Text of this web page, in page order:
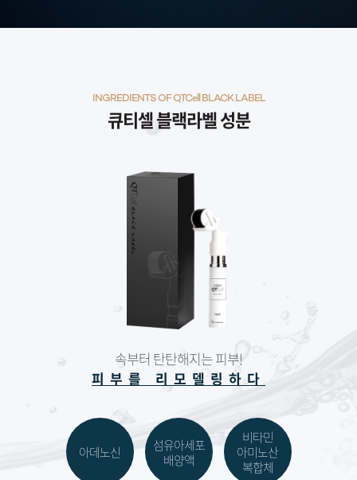
큐티셀 블랙라벨 성분
INGREDIENTS OF QTCell BLACK LABEL
속부터 탄탄해지는 피부!
피부를 리모델링하다
아데노신
섬유아세포
배양액
비타민
아미노산
복합체